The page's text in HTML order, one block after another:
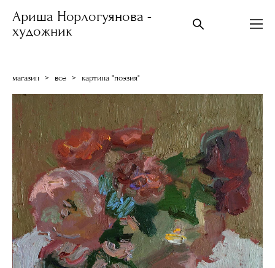
Ариша Норлогуянова -
художник
магазин > все > картина "поэзия"